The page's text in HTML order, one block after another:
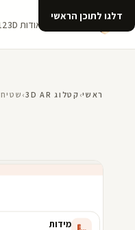
דלגו לתוכן הראשי
קטלוג אודות 123D
ראשי› קטלוג 3D AR › שטיח MERY שחור